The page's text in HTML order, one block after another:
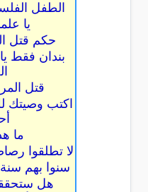
الطفل
يا
حكم قتل
بندان فقط
قتل
اكتب وصيتك
ما
لا تطلقوا
سنوا بهم سنة
هل